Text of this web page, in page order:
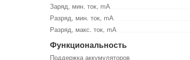
Заряд, мин. ток, mА
Разряд, мин. ток, mА
Разряд, макс. ток, mА
Функциональность
Поддержка аккумуляторов